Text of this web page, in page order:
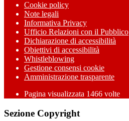
Cookie policy
Note legali
Informativa Privacy
Ufficio Relazioni con il Pubblico
Dichiarazione di accessibilità
Obiettivi di accessibilità
Whistleblowing
Gestione consensi cookie
Amministrazione trasparente
Pagina visualizzata 1466 volte
Sezione Copyright